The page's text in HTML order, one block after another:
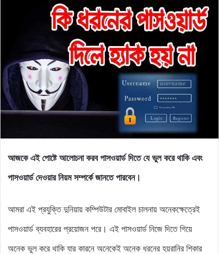
আজকে এই পোষ্টে আলোচনা করব পাসওয়ার্ড দিতে যে ভুল করে থাকি এবং
পাসওয়ার্ড দেওয়ার নিয়ম সম্পর্কে জানতে পারবেন।
আমরা এই প্রযুক্তি দুনিয়ায় কম্পিউটার মোবাইল চালনায় অনেকক্ষেত্রেই
পাসওয়ার্ড ব্যবহারের প্রয়োজন পরে। এই পাসওয়ার্ড নিজে দিতে গিয়ে
অনেক ভুল করে থাকি যার কারনে অনেকেই অনেক ধরনের হয়রানির শিকার